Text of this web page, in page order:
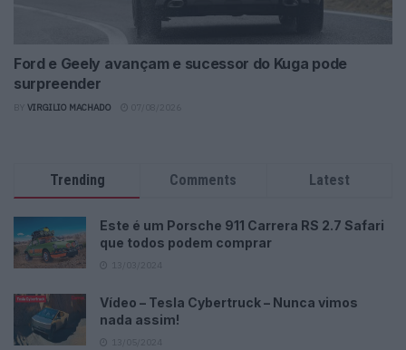
Ford e Geely avançam e sucessor do Kuga pode
surpreender
VIRGILIO MACHADO
Trending Comments Latest
Este é um Porsche 911 Carrera RS 2.7 Safari
que todos podem comprar
Vídeo – Tesla Cybertruck – Nunca vimos
nada assim!